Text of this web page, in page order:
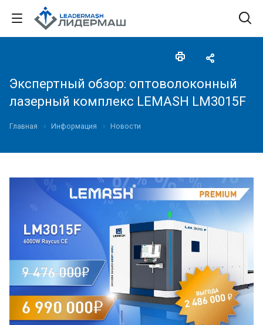
Экспертный обзор: оптоволоконный
лазерный комплекс LEMASH LM3015F
Главная Информация Новости